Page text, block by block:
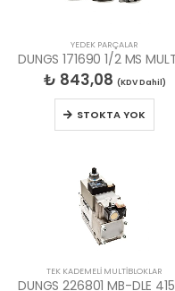
YEDEK PARÇALAR
₺ 843,08 (KDV Dahil)
STOKTA YOK
TEK KADEMELİ MULTİBLOKLAR